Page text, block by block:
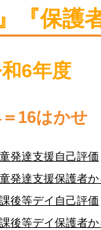
『保護
6年度
16はかせ
発達支援自己評価
発達支援保護者
後等デイ自己評価
後等デイ保護者